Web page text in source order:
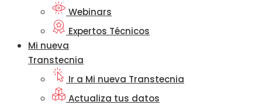
Webinars
Expertos Técnicos
Mi nueva
Transtecnia
Ir a Mi nueva Transtecnia
Actualiza tus datos